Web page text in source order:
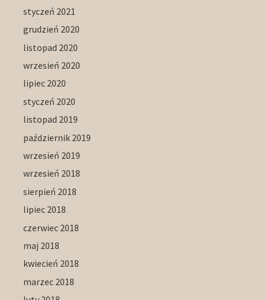
styczeń 2021
grudzień 2020
listopad 2020
wrzesień 2020
lipiec 2020
styczeń 2020
listopad 2019
październik 2019
wrzesień 2019
wrzesień 2018
sierpień 2018
lipiec 2018
czerwiec 2018
maj 2018
kwiecień 2018
marzec 2018